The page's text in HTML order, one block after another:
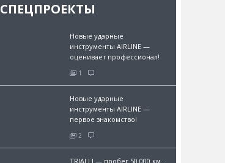
СПЕЦПРОЕКТЫ
Новые ударные
инструменты AIRLINE —
оценивает профессионал!
1
Новые ударные
инструменты AIRLINE —
первое знакомство!
2
TRIALLI — пробег 50 000 км.